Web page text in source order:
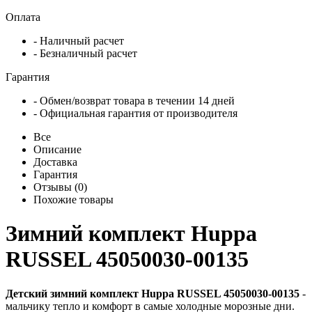
Оплата
- Наличный расчет
- Безналичный расчет
Гарантия
- Обмен/возврат товара в течении 14 дней
- Официальная гарантия от производителя
Все
Описание
Доставка
Гарантия
Отзывы (0)
Похожие товары
Зимний комплект Huppa
RUSSEL 45050030-00135
Детский зимний комплект Huppa RUSSEL 45050030-00135 -
мальчику тепло и комфорт в самые холодные морозные дни.